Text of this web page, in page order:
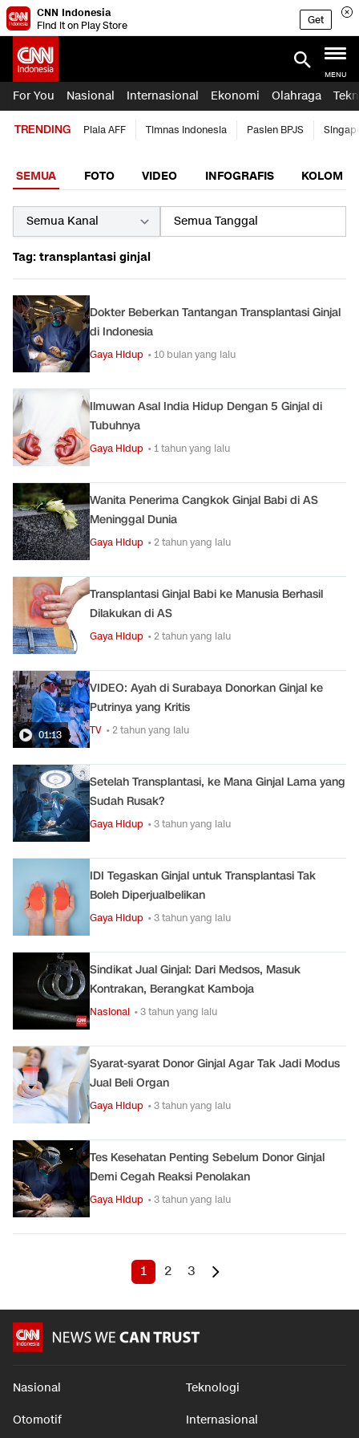
CNN Indonesia
Find it on Play Store
Get
MENU
For You Nasional Internasional Ekonomi Olahraga
TRENDING Piala AFF Timnas Indonesia Pasien BPJS
SEMUA FOTO VIDEO INFOGRAFIS KOLOM
Tag: transplantasi ginjal
Dokter Beberkan Tantangan Transplantasi Ginjal
di Indonesia
Gaya Hidup • 10 bulan yang lalu
Ilmuwan Asal India Hidup Dengan 5 Ginjal di
Tubuhnya
Gaya Hidup • 1 tahun yang lalu
Wanita Penerima Cangkok Ginjal Babi di AS
Meninggal Dunia
Gaya Hidup • 2 tahun yang lalu
Transplantasi Ginjal Babi ke Manusia Berhasil
Dilakukan di AS
Gaya Hidup • 2 tahun yang lalu
01:13
VIDEO: Ayah di Surabaya Donorkan Ginjal ke
Putrinya yang Kritis
TV • 2 tahun yang lalu
Setelah Transplantasi, ke Mana Ginjal Lama yang
Sudah Rusak?
Gaya Hidup • 3 tahun yang lalu
IDI Tegaskan Ginjal untuk Transplantasi Tak
Boleh Diperjualbelikan
Gaya Hidup • 3 tahun yang lalu
Sindikat Jual Ginjal: Dari Medsos, Masuk
Kontrakan, Berangkat Kamboja
Nasional • 3 tahun yang lalu
Syarat-syarat Donor Ginjal Agar Tak Jadi Modus
Jual Beli Organ
Gaya Hidup • 3 tahun yang lalu
Tes Kesehatan Penting Sebelum Donor Ginjal
Demi Cegah Reaksi Penolakan
Gaya Hidup • 3 tahun yang lalu
1 2 3
Nasional Teknologi
Otomotif Internasional